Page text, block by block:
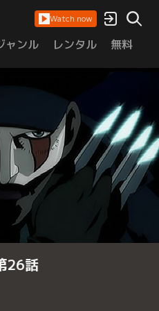
Watch now
ャンル レンタル 無料
26話